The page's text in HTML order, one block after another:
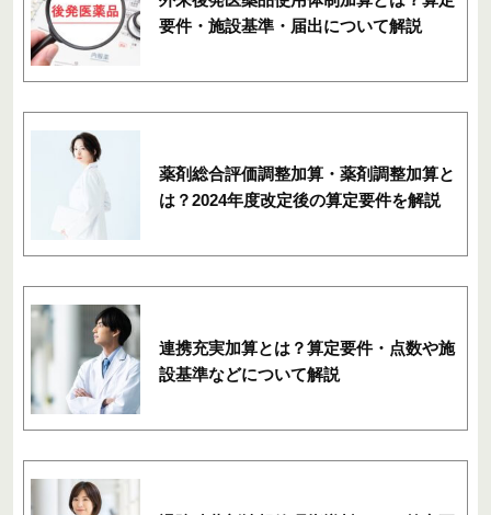
要件・施設基準・届出について解説
薬剤総合評価調整加算・薬剤調整加算と
は？2024年度改定後の算定要件を解説
連携充実加算とは？算定要件・点数や施
設基準などについて解説